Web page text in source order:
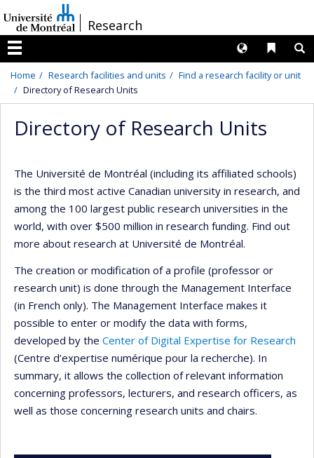
au
contenu
/Research
Menu
Liens
Langues
Home Research facilities and units
Find a research facility or unit
Directory of Research Units
Directory of Research Units
The Université de Montréal (including its affiliated schools)
is the third most active Canadian university in research, and
among the 100 largest public research universities in the
world, with over $500 million in research funding. Find out
more about research at Université de Montréal.
The creation or modification of a profile (professor or
research unit) is done through the Management Interface
(in French only). The Management Interface makes it
possible to enter or modify the data with forms,
developed by the Center of Digital Expertise for Research
(Centre d’expertise numérique pour la recherche). In
summary, it allows the collection of relevant information
concerning professors, lecturers, and research officers, as
well as those concerning research units and chairs.